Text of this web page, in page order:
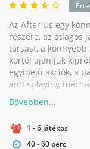
Az After Us egy
részére, az átlagos
társast, a könnyebb
kortól ajánljuk
egyidejű akciók, a
and splaying
1 - 6 játékos
40 - 60 perc